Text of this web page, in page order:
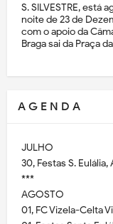
S. SILVESTRE, está
noite de 23 de
com o apoio da
Braga sai da Praça
A G E N D A
JULHO
30, Festas S.
***
AGOSTO
01, FC Vizela-Celta